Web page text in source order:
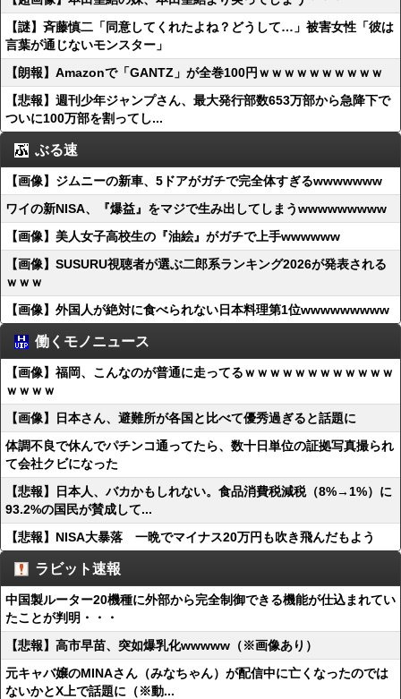
【謎】斉藤慎二「同意してくれたよね？どうして…」被害女性「彼は
言葉が通じないモンスター」
【朗報】Amazonで「GANTZ」が全巻100円ｗｗｗｗｗｗｗｗｗｗ
【悲報】週刊少年ジャンプさん、最大発行部数653万部から急降下で
ついに100万部を割ってし...
ぶる速
【画像】ジムニーの新車、5ドアがガチで完全体すぎるwwwwwww
ワイの新NISA、『爆益』をマジで生み出してしまうwwwwwwwww
【画像】美人女子高校生の『油絵』がガチで上手wwwwww
【画像】SUSURU視聴者が選ぶ二郎系ランキング2026が発表される
ｗｗｗ
【画像】外国人が絶対に食べられない日本料理第1位wwwwwwwww
働くモノニュース
【画像】福岡、こんなのが普通に走ってるｗｗｗｗｗｗｗｗｗｗｗｗ
ｗｗｗｗ
【画像】日本さん、避難所が各国と比べて優秀過ぎると話題に
体調不良で休んでパチンコ通ってたら、数十日単位の証拠写真撮られ
て会社クビになった
【悲報】日本人、バカかもしれない。食品消費税減税（8%→1%）に
93.2%の国民が賛成して...
【悲報】NISA大暴落 一晩でマイナス20万円も吹き飛んだもよう
ラビット速報
中国製ルーター20機種に外部から完全制御できる機能が仕込まれてい
たことが判明・・・
【悲報】高市早苗、突如爆乳化wwwww（※画像あり）
元キャバ嬢のMINAさん（みなちゃん）が配信中に亡くなったのでは
ないかとX上で話題に（※動...